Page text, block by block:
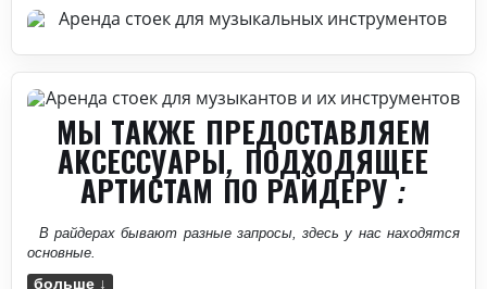
МЫ ТАКЖЕ ПРЕДОСТАВЛЯЕМ
АКСЕССУАРЫ, ПОДХОДЯЩЕЕ
АРТИСТАМ ПО РАЙДЕРУ :
В райдерах бывают разные запросы, здесь у нас находятся
основные.
больше ↓